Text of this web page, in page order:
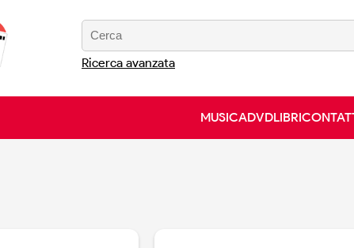
Ricerca avanzata
MUSICADVDLIBRI